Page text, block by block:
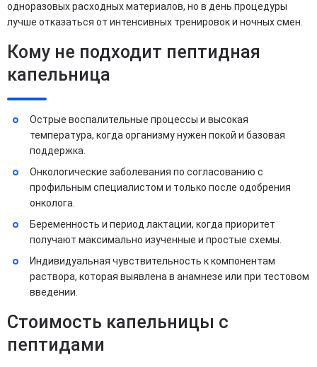
одноразовых расходных материалов, но в день процедуры
лучше отказаться от интенсивных тренировок и ночных смен.
Кому не подходит пептидная
капельница
Острые воспалительные процессы и высокая
температура, когда организму нужен покой и базовая
поддержка.
Онкологические заболевания по согласованию с
профильным специалистом и только после одобрения
онколога.
Беременность и период лактации, когда приоритет
получают максимально изученные и простые схемы.
Индивидуальная чувствительность к компонентам
раствора, которая выявлена в анамнезе или при тестовом
введении.
Стоимость капельницы с
пептидами